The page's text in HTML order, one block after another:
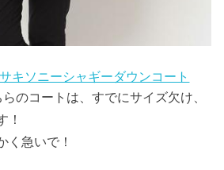
キソニーシャギーダウンコート
のコートは、すでにサイズ欠け、
！
く急いで！